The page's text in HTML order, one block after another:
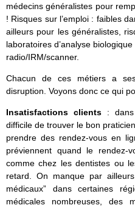
médecins généralistes pour
! Risques sur l’emploi : faibles
ailleurs pour les généralistes,
laboratoires d’analyse
radio/IRM/scanner.
Chacun de ces métiers a
disruption. Voyons donc ce qui
Insatisfactions clients :
difficile de trouver le bon
prendre des rendez-vous en
préviennent quand le rendez-
comme chez les dentistes ou
retard. On manque par
médicaux” dans certaines
médicales nombreuses, des